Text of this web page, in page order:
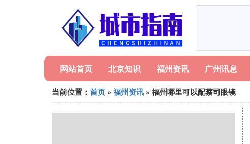
网站首页 北京知识 福州资讯 广州讯息
当前位置： 首页 » 福州资讯 » 福州哪里可以配蔡司眼镜